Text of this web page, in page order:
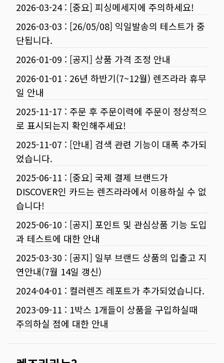
2026-03-24: [중요] 피싱메세지에 주의하세요!
2026-03-03 : [26/05/08] 익일발송의 테스트가 중
단됩니다.
2026-01-09 : [공지] 상품 가격 조정 안내
2026-01-01 : 26년 하반기(7~12월) 렌즈라라 휴무
일 안내
2025-11-17 : 주문 후 주문이력에 주문이 정상적으
로 표시되는지 확인해주세요!
2025-11-07 : [안내] 검색 관련 기능이 대폭 추가되
었습니다.
2025-06-11 : [중요] 국제 결제 브랜드가
DISCOVER인 카드는 렌즈라라에서 이용하실 수 없
습니다!
2025-06-10 : [공지] 포인트 및 관심상품 기능 도입
과 테스트에 대한 안내
2025-03-30 : [공지] 일부 브랜드 상품의 입출고 지
연안내(7월 14일 갱신)
2024-04-01 : 컬러렌즈 레포트가 추가되었습니다.
2023-09-11 : 1박스 1개들이 상품을 구입하실때
주의하실 점에 대한 안내